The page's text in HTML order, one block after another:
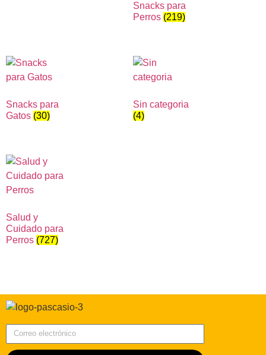
Snacks para
Perros (219)
Snacks para
Gatos (30)
Sin categoria
(4)
Salud y
Cuidado para
Perros (727)